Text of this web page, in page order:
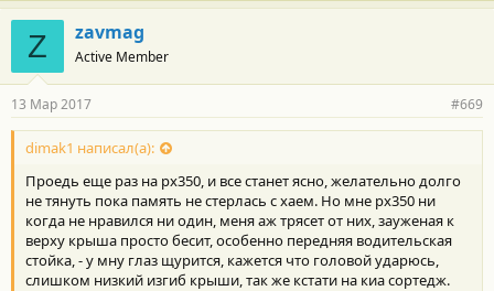
Z zavmag
Active Member
13 Мар 2017 #669
dimak1 написал(а):
Проедь еще раз на рх350, и все станет ясно, желательно долго
не тянуть пока память не стерлась с хаем. Но мне рх350 ни
когда не нравился ни один, меня аж трясет от них, зауженая к
верху крыша просто бесит, особенно передняя водительская
стойка, - у мну глаз щурится, кажется что головой ударюсь,
слишком низкий изгиб крыши, так же кстати на киа сортедж.